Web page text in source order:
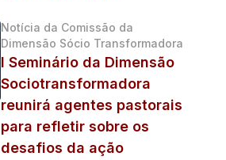
Notícia da Comissão da
Dimensão Sócio Transformadora
I Seminário da Dimensão
Sociotransformadora
reunirá agentes pastorais
para refletir sobre os
desafios da ação